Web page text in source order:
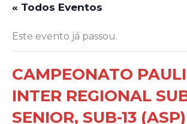
« Todos Eventos
Este evento já passou.
CAMPEONATO
INTER REGIONAL
SENIOR, SUB-13 (ASP)